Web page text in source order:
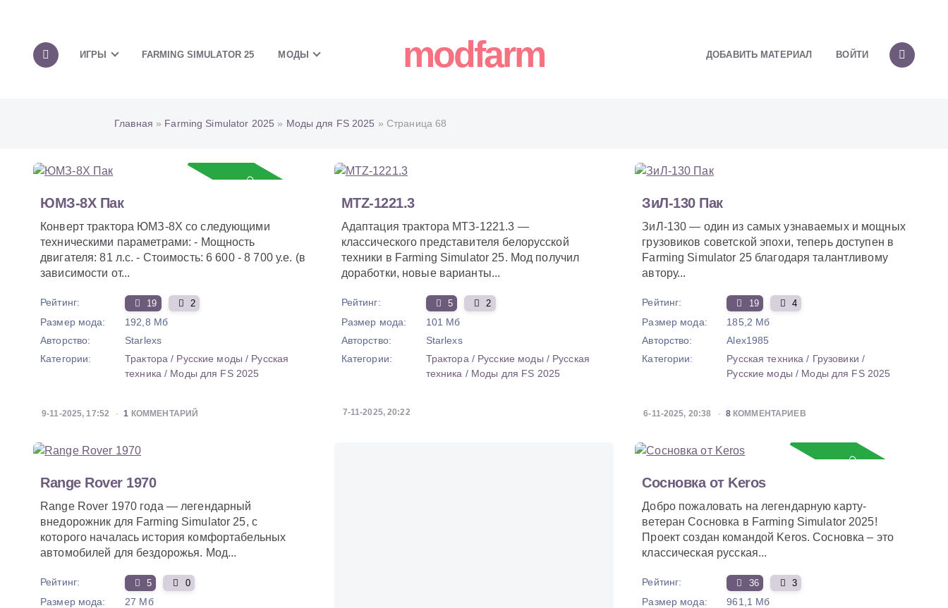
ИГРЫ FARMING SIMULATOR 25 МОДЫ modfarm ДОБАВИТЬ МАТЕРИАЛ ВОЙТИ
Главная » Farming Simulator 2025 » Моды для FS 2025 » Страница 68
Обновление
ЮМЗ-8Х Пак
Конверт трактора ЮМЗ-8Х со следующими
техническими параметрами: - Мощность
двигателя: 81 л.с. - Стоимость: 6 600 - 8 700 у.е. (в
зависимости от...
Рейтинг: 19 2
Размер мода:
192,8 Мб
Авторство:
Starlexs
Категории:
Трактора / Русские моды / Русская
техника / Моды для FS 2025
9-11-2025, 17:52 1 КОММЕНТАРИЙ
MTZ-1221.3
Адаптация трактора МТЗ-1221.3 —
классического представителя белорусской
техники в Farming Simulator 25. Мод получил
доработки, новые варианты...
Рейтинг: 5 2
Размер мода:
101 Мб
Авторство:
Starlexs
Категории:
Трактора / Русские моды / Русская
техника / Моды для FS 2025
7-11-2025, 20:22
ЗиЛ-130 Пак
ЗиЛ-130 — один из самых узнаваемых и мощных
грузовиков советской эпохи, теперь доступен в
Farming Simulator 25 благодаря талантливому
автору...
Рейтинг: 19 4
Размер мода:
185,2 Мб
Авторство:
Alex1985
Категории:
Русская техника / Грузовики /
Русские моды / Моды для FS 2025
6-11-2025, 20:38 8КОММЕНТАРИЕВ
Range Rover 1970
Range Rover 1970 года — легендарный
внедорожник для Farming Simulator 25, с
которого началась история комфортабельных
автомобилей для бездорожья. Мод...
Рейтинг: 5 0
Размер мода:
27 Мб
Обновление
Сосновка от Keros
Добро пожаловать на легендарную карту-
ветеран Сосновка в Farming Simulator 2025!
Проект создан командой Keros. Сосновка – это
классическая русская...
Рейтинг: 36 3
Размер мода:
961,1 Мб